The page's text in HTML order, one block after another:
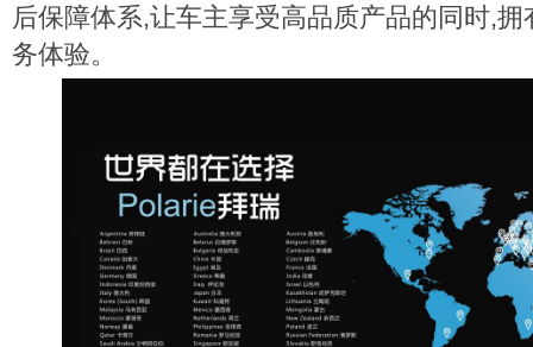
后保障体系,让车主享受高品质产品的同时,
务体验。